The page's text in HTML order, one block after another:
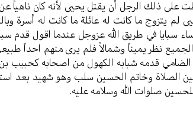
على ذلك الرجل أن يقتل يحيى لأنه كان ناهياً
لم يتزوج ما كانت له عائلة ما كانت له أسرة
سبايا في طريق الله عزوجل عندما اقول قدم
نظر يميناً وشمالاً فلم يرى منهم احداً
قدمه شبابه الكهول من اصحابه كحبيب
الصلاة وخاتم الحسين سلب وهو شهيد بعد
صلوات الله وسلامه عليه.